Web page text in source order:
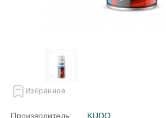
Избранное
Производитель: KUDO